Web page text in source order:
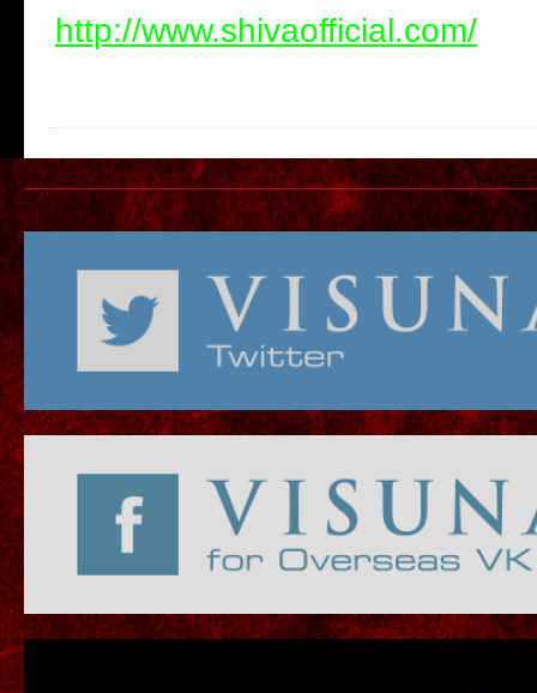
http://www.shivaofficial.com/